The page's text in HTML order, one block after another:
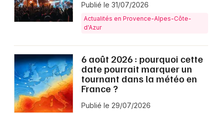
Publié le 31/07/2026
Actualités en Provence-Alpes-Côte-
d'Azur
6 août 2026 : pourquoi cette
date pourrait marquer un
tournant dans la météo en
France ?
Publié le 29/07/2026